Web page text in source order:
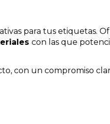
para tus etiquetas.
con las que
con un compromiso